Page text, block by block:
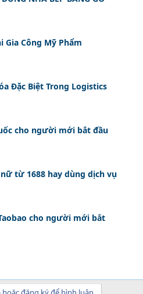
Gia Công Mỹ Phẩm
Đặc Biệt Trong Logistics
cho người mới bắt đầu
từ 1688 hay dùng dịch vụ
cho người mới bắt